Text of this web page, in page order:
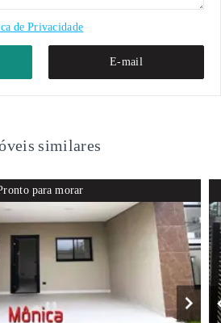
de Privacidade
E-mail
similares
para morar